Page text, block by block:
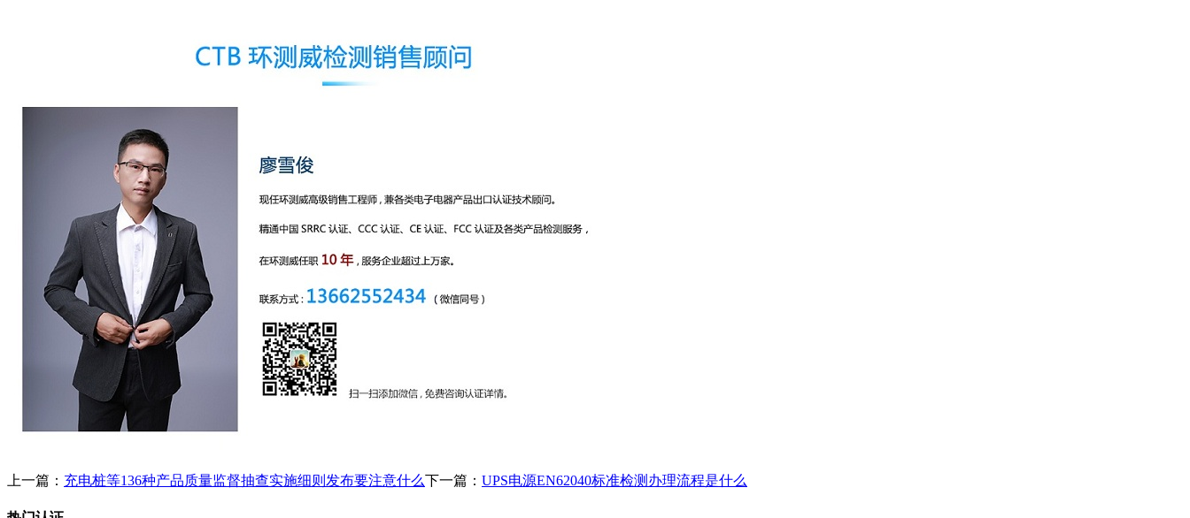
上一篇： 充电桩等136种产品质量监督抽查实施细则发布要注意什么下一篇： UPS电源EN62040标准检测办理流程是什么